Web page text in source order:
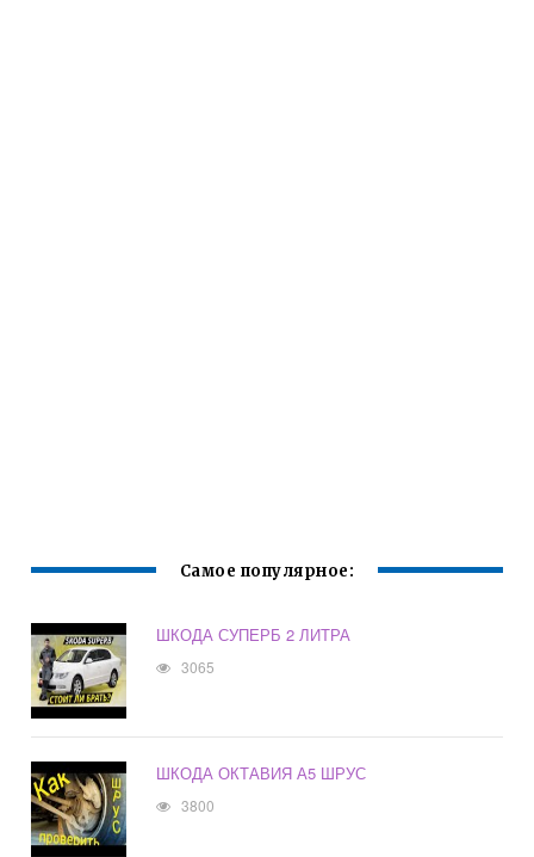
Самое популярное:
ШКОДА СУПЕРБ 2 ЛИТРА
3065
ШКОДА ОКТАВИЯ А5 ШРУС
3800